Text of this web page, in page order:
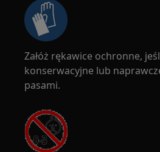
Załóż rękawice ochronne,
konserwacyjne lub
pasami.